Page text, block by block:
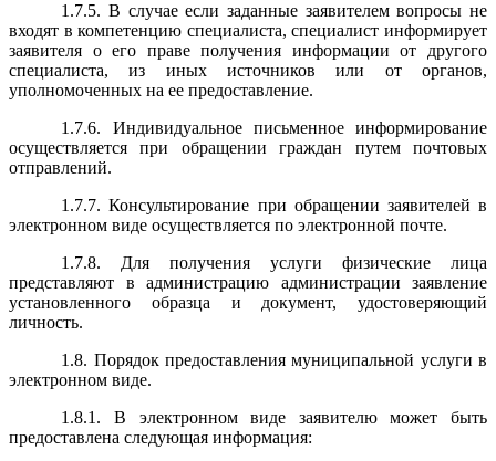
1.7.5. В случае если заданные заявителем вопросы не
входят в компетенцию специалиста, специалист информирует
заявителя о его праве получения информации от другого
специалиста, из иных источников или от органов,
уполномоченных на ее предоставление.
1.7.6. Индивидуальное письменное информирование
осуществляется при обращении граждан путем почтовых
отправлений.
1.7.7. Консультирование при обращении заявителей в
электронном виде осуществляется по электронной почте.
1.7.8. Для получения услуги физические лица
представляют в администрацию администрации заявление
установленного образца и документ, удостоверяющий
личность.
1.8. Порядок предоставления муниципальной услуги в
электронном виде.
1.8.1. В электронном виде заявителю может быть
предоставлена следующая информация: